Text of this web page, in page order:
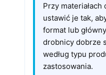
Przy
ustawić je tak,
format lub
drobnicy dobrze
według typu
zastosowania.